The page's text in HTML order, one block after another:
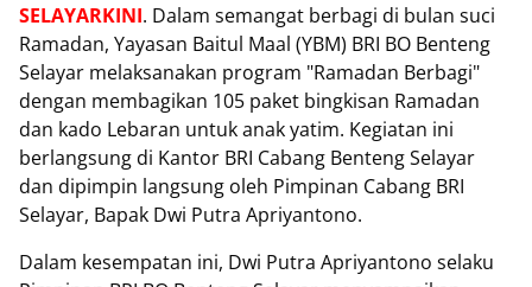
SELAYARKINI. Dalam semangat berbagi di bulan suci
Ramadan, Yayasan Baitul Maal (YBM) BRI BO Benteng
Selayar melaksanakan program "Ramadan Berbagi"
dengan membagikan 105 paket bingkisan Ramadan
dan kado Lebaran untuk anak yatim. Kegiatan ini
berlangsung di Kantor BRI Cabang Benteng Selayar
dan dipimpin langsung oleh Pimpinan Cabang BRI
Selayar, Bapak Dwi Putra Apriyantono.
Dalam kesempatan ini, Dwi Putra Apriyantono selaku